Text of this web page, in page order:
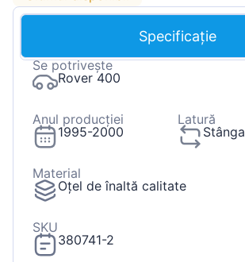
Specificație
Se potrivește
Rover 400
Anul producției
1995-2000
Latură
Stânga
Material
Oțel de înaltă calitate
SKU
380741-2